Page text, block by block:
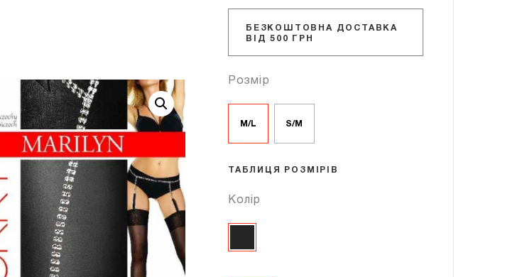
БЕЗКОШТОВНА ДОСТАВКА
ВІД 500 ГРН
Розмір
M/L S/M
ТАБЛИЦЯ РОЗМІРІВ
Колір